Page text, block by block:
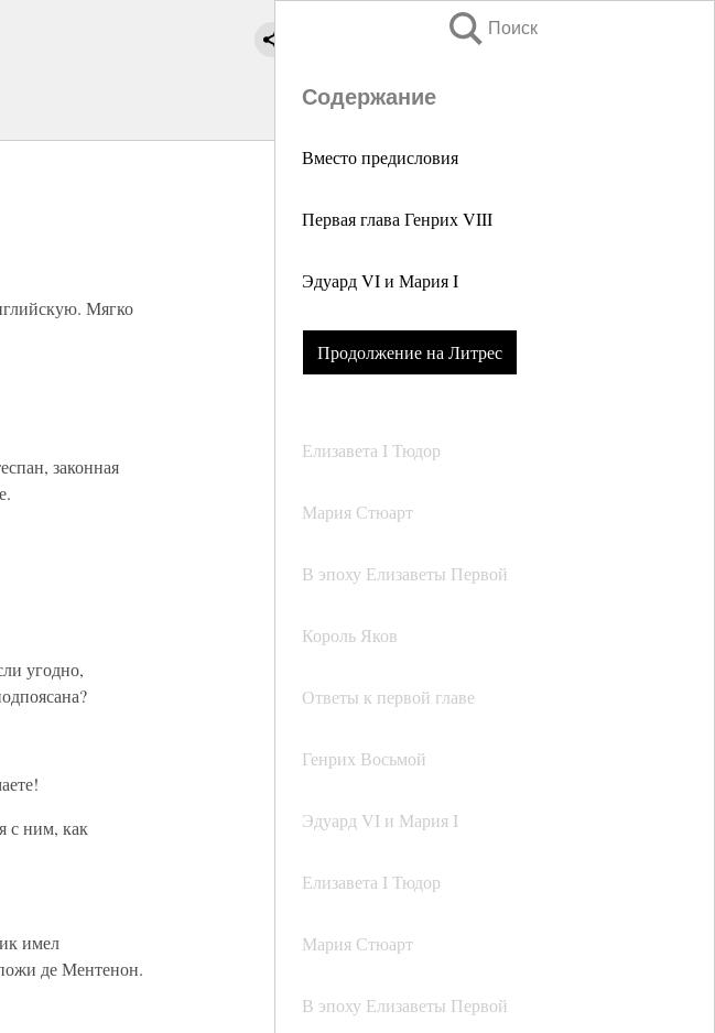
Поиск
Содержание
Вместо предисловия
Первая глава Генрих VIII
Эдуард VI и Мария I
Продолжение на Литрес
Елизавета I Тюдор
Мария Стюарт
В эпоху Елизаветы Первой
Король Яков
Ответы к первой главе
Генрих Восьмой
Эдуард VI и Мария I
Елизавета I Тюдор
Мария Стюарт
В эпоху Елизаветы Первой
Мягко
законная
угодно,
с ним, как
имел
де Ментенон.